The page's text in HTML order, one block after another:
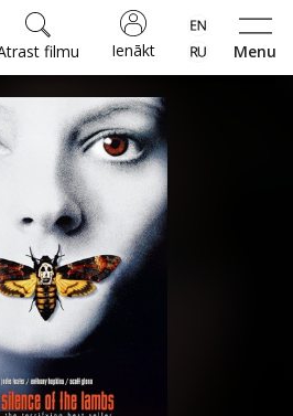
Menu
Ienākt
filmu